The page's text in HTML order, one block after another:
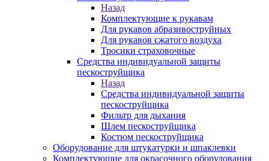
Назад
Комплектующие к рукавам
Для рукавов абразивоструйных
Для рукавов сжатого воздуха
Тросики страховочные
Средства индивидуальной защиты
пескоструйщика
Назад
Средства индивидуальной защиты
пескоструйщика
Фильтр для дыхания
Шлем пескоструйщика
Костюм пескоструйщика
Оборудование для штукатурки и шпаклевки
Комплектующие для окрасочного оборудования